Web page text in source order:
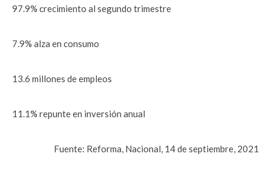
97.9% crecimiento al segundo trimestre
7.9% alza en consumo
13.6 millones de empleos
11.1% repunte en inversión anual
Fuente: Reforma, Nacional, 14 de septiembre, 2021